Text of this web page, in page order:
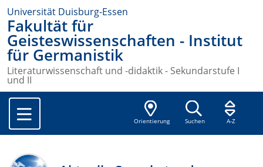
Universität Duisburg-Essen
Fakultät für
Geisteswissenschaften - Institut
für Germanistik
Literaturwissenschaft und -didaktik - Sekundarstufe I
und II
Orientierung Suchen A-Z